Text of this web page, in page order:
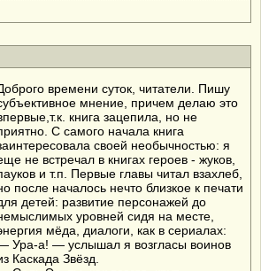
времени суток, читатели. Пишу
мнение, причем делаю это
книга зацепила, но не
С самого начала книга
своей необычностью: я
не встречал в книгах героев - жуков,
и т.п. Первые главы читал взахлеб,
после началось нечто близкое к печати
детей: развитие персонажей до
уровней сидя на месте,
мёда, диалоги, как в сериалах:
Ура-а! — услышал я возгласы воинов
Каскада Звёзд.